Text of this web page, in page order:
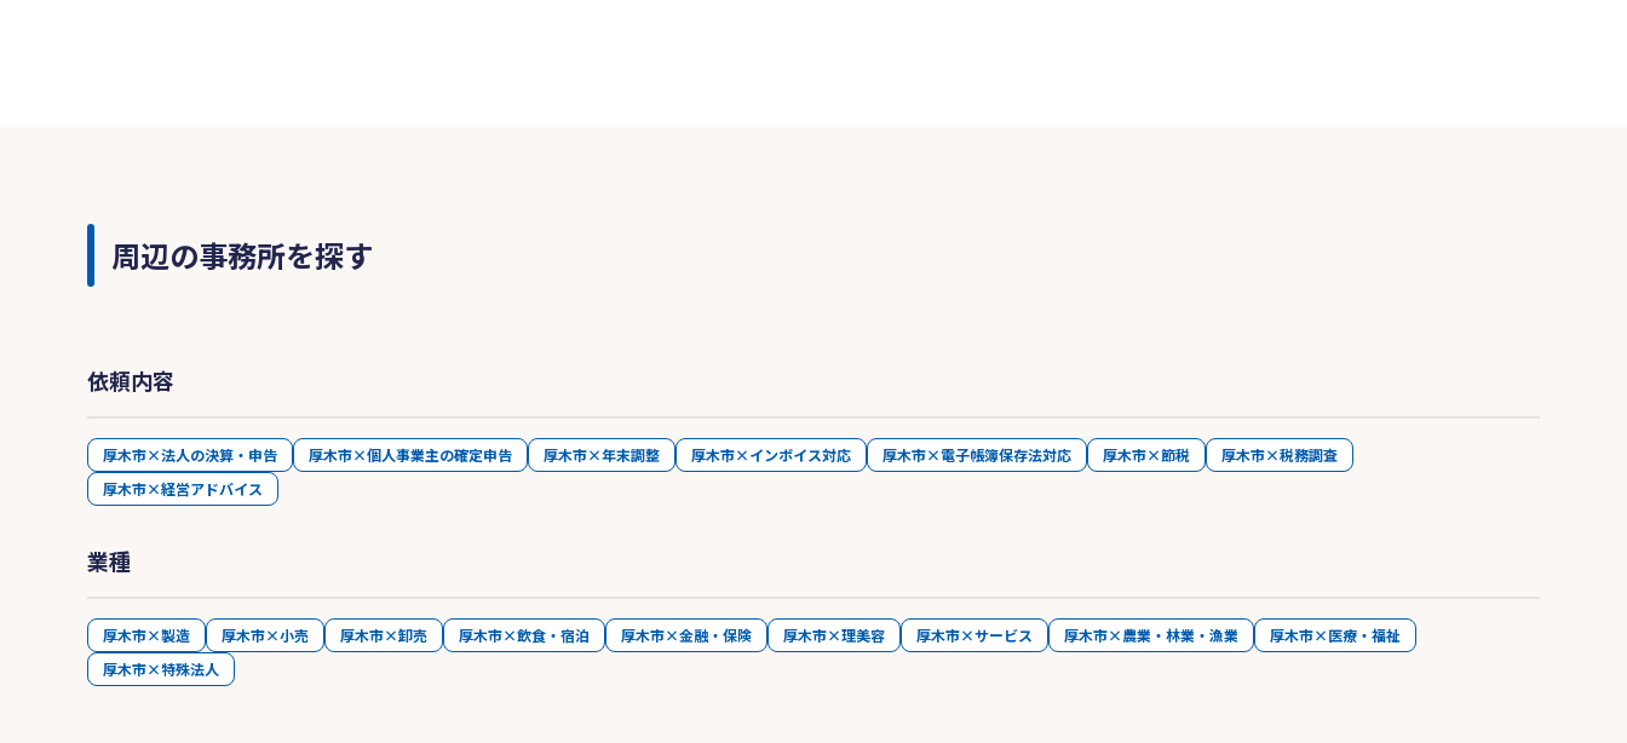
周辺の事務所を探す
依頼内容
厚木市×法人の決算・申告 厚木市×個人事業主の確定申告 厚木市×年末調整 厚木市×インボイス対応 厚木市×電子帳簿保存法対応 厚木市×節税
厚木市×税務調査
厚木市×経営アドバイス
業種
厚木市×製造 厚木市×小売 厚木市×卸売 厚木市×飲食・宿泊 厚木市×金融・保険 厚木市×理美容 厚木市×サービス 厚木市×農業・林業・漁業
厚木市×医療・福祉
厚木市×特殊法人